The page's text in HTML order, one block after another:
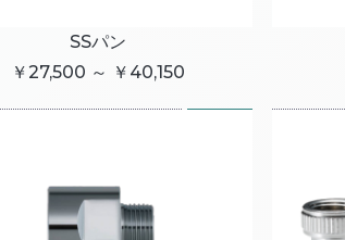
SSパン
￥27,500 ～ ￥40,150